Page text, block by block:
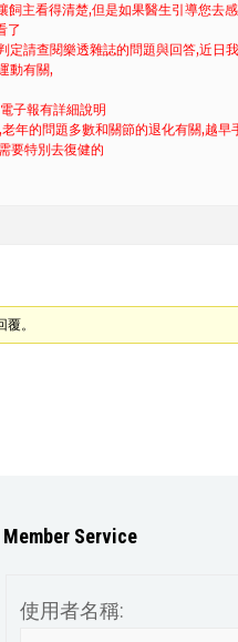
飼主看得清楚,但是如果醫生引導您去
了
定請查閱樂透雜誌的問題與回答,近日
動有關,
子報有詳細說明
年的問題多數和關節的退化有關,越早
要特別去復健的
。
Member Service
使用者名稱: